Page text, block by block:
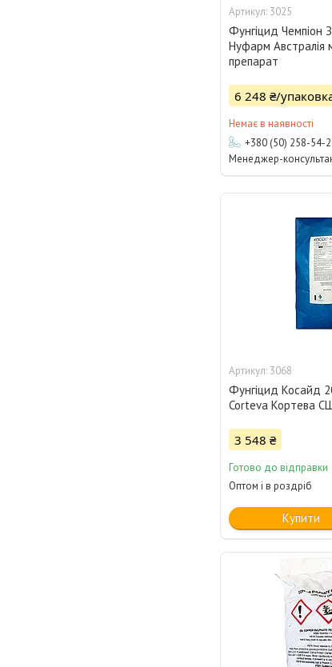
3025
Фунгіцид Чемпіон
Нуфарм Австралія
препарат
6 248 ₴/
Немає в наявності
+380 (50) 258-54-
Менеджер-
3068
Фунгіцид Косайд
Corteva Кортева
3 548 ₴
Готово до відправки
Оптом і в роздріб
Купити